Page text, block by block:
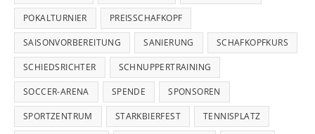
POKALTURNIER PREISSCHAFKOPF
SAISONVORBEREITUNG SANIERUNG SCHAFKOPFKURS
SCHIEDSRICHTER SCHNUPPERTRAINING
SOCCER-ARENA SPENDE SPONSOREN
SPORTZENTRUM STARKBIERFEST TENNISPLATZ